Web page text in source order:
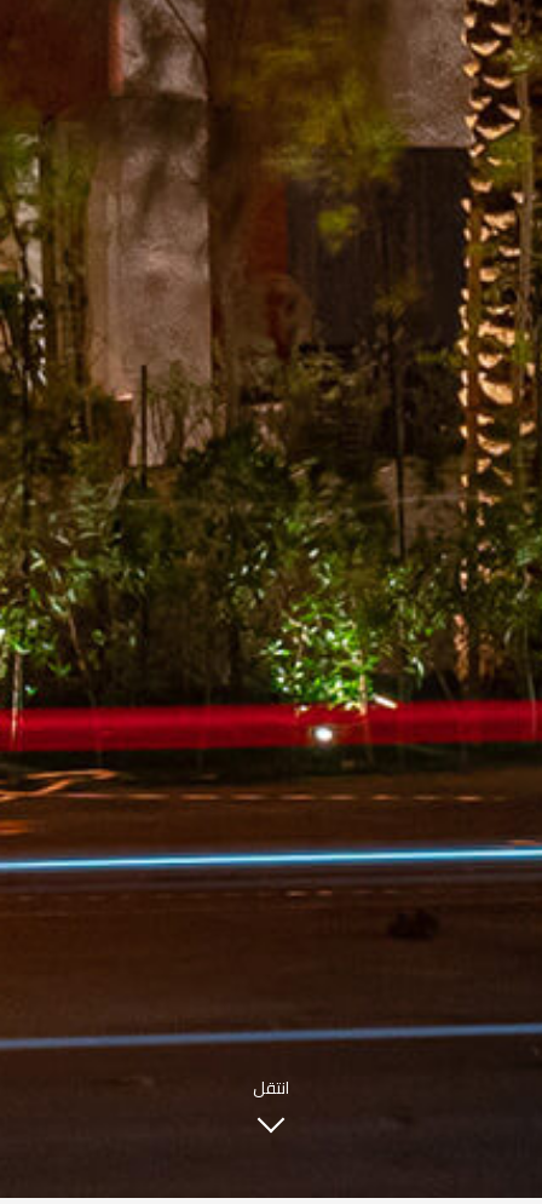
انتقل
الصفحة الرئيسية
قصتنا
قائمة الطعام
فرعنا
صالات الطعام الخاصة
وظائف
INFO@SOBHYKABER.SA
+966 9200 13266
مطعم صبحي كابر
ENGLISH
|اللغة العربية